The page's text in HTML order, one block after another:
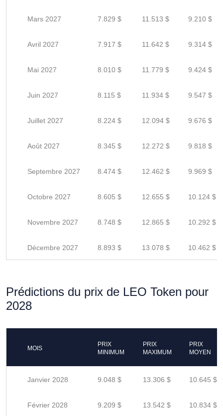
Mars 2027 7.829 $ 11.513 $ 9.210 $
Avril 2027 7.917 $ 11.642 $ 9.314 $
Mai 2027 8.010 $ 11.779 $ 9.424 $
Juin 2027 8.115 $ 11.934 $ 9.547 $
Juillet 2027 8.224 $ 12.094 $ 9.676 $
Août 2027 8.345 $ 12.272 $ 9.818 $
Septembre 2027 8.474 $ 12.462 $ 9.969 $
Octobre 2027 8.605 $ 12.655 $ 10.124 $
Novembre 2027 8.748 $ 12.865 $ 10.292 $
Décembre 2027 8.893 $ 13.078 $ 10.462 $
Prédictions du prix de LEO Token pour
2028
MOIS
PRIX
MINIMUM
PRIX
MAXIMUM
PRIX
MOYEN
Janvier 2028 9.048 $ 13.306 $ 10.645 $
Février 2028 9.209 $ 13.542 $ 10.834 $